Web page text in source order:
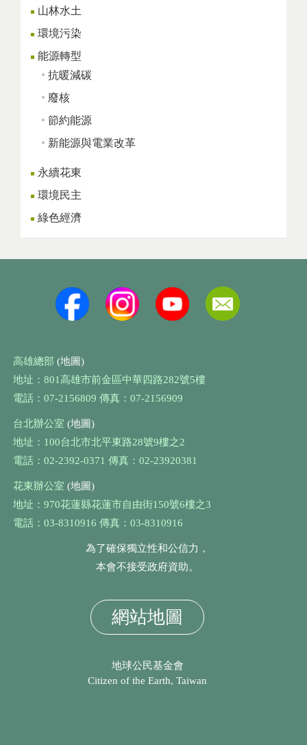
山林水土
環境污染
能源轉型
抗暖減碳
廢核
節約能源
新能源與電業改革
永續花東
環境民主
綠色經濟
高雄總部 (地圖)
地址：801高雄市前金區中華四路282號5樓
電話：07-2156809 傳真：07-2156909
台北辦公室 (地圖)
地址：100台北市北平東路28號9樓之2
電話：02-2392-0371 傳真：02-23920381
花東辦公室 (地圖)
地址：970花蓮縣花蓮市自由街150號6樓之3
電話：03-8310916 傳真：03-8310916
為了確保獨立性和公信力，
本會不接受政府資助。
網站地圖
地球公民基金會
Citizen of the Earth, Taiwan